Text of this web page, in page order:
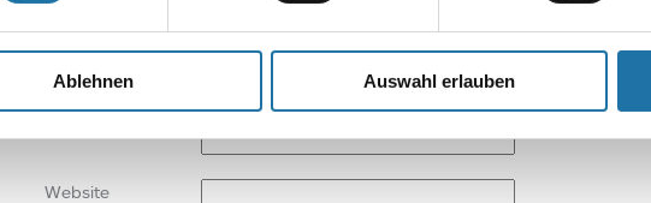
Ablehnen Auswahl erlauben
Website